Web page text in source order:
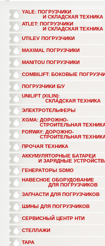
YALE: ПОГРУЗЧИКИ
И СКЛАДСКАЯ ТЕХНИКА
ATLET: ПОГРУЗЧИКИ
И СКЛАДСКАЯ ТЕХНИКА
UTILEV ПОГРУЗЧИКИ
MAXIMAL ПОГРУЗЧИКИ
MANITOU ПОГРУЗЧИКИ
COMBILIFT: БОКОВЫЕ
ПОГРУЗЧИКИ Б/У
UNILIFT (XILIN):
СКЛАДСКАЯ ТЕХНИКА
ЭЛЕКТРОТЕЛЬФЕРЫ
XGMA: ДОРОЖНО-
СТРОИТЕЛЬНАЯ
FORWAY: ДОРОЖНО-
СТРОИТЕЛЬНАЯ
ПРОЧАЯ ТЕХНИКА
АККУМУЛЯТОРНЫЕ БАТАРЕИ
И ЗАРЯДНЫЕ
ГЕНЕРАТОРЫ SDMO
НАВЕСНОЕ ОБОРУДОВАНИЕ
ДЛЯ ПОГРУЗЧИКОВ
ЗАПЧАСТИ ДЛЯ ПОГРУЗЧИКОВ
ШИНЫ ДЛЯ ПОГРУЗЧИКОВ
СЕРВИСНЫЙ ЦЕНТР НТИ
СТЕЛЛАЖИ
ТАРА